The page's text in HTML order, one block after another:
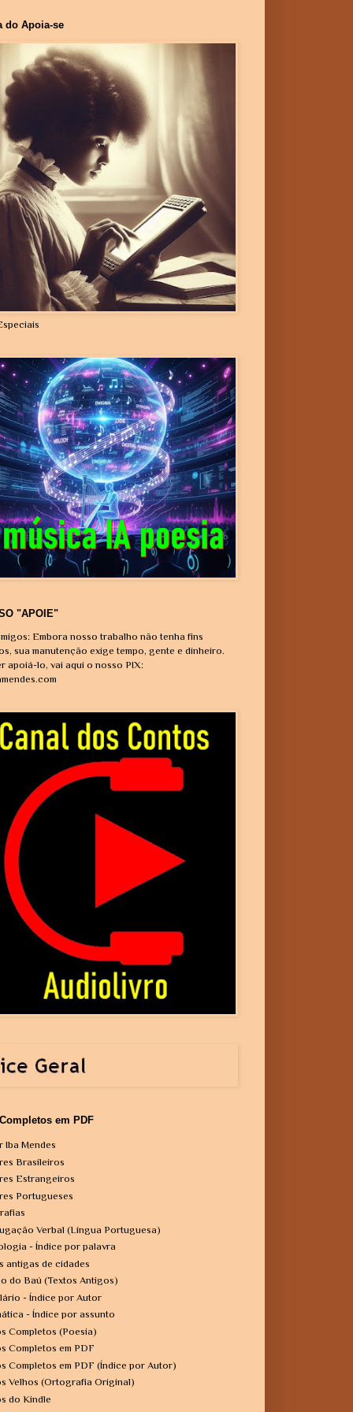
do Apoia-se
"APOIE"
Embora nosso trabalho não tenha fins
sua manutenção exige tempo, gente e dinheiro.
apoiá-lo, vai aqui o nosso PIX:
em PDF
Iba Mendes
Brasileiros
Estrangeiros
Portugueses
Verbal (Língua Portuguesa)
- Índice por palavra
antigas de cidades
do Baú (Textos Antigos)
- Índice por Autor
- Índice por assunto
Completos (Poesia)
Completos em PDF
Completos em PDF (Índice por Autor)
Velhos (Ortografia Original)
do Kindle